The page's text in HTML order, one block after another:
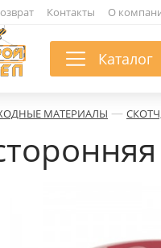
Контакты О
Каталог
МАТЕРИАЛЫ —